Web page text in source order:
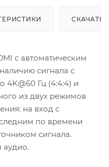
СКАЧАТЬ
c автоматическим
сигнала с
Гц (4:4:4) и
из двух режимов
на вход с
по времени
сигнала.
аудио.